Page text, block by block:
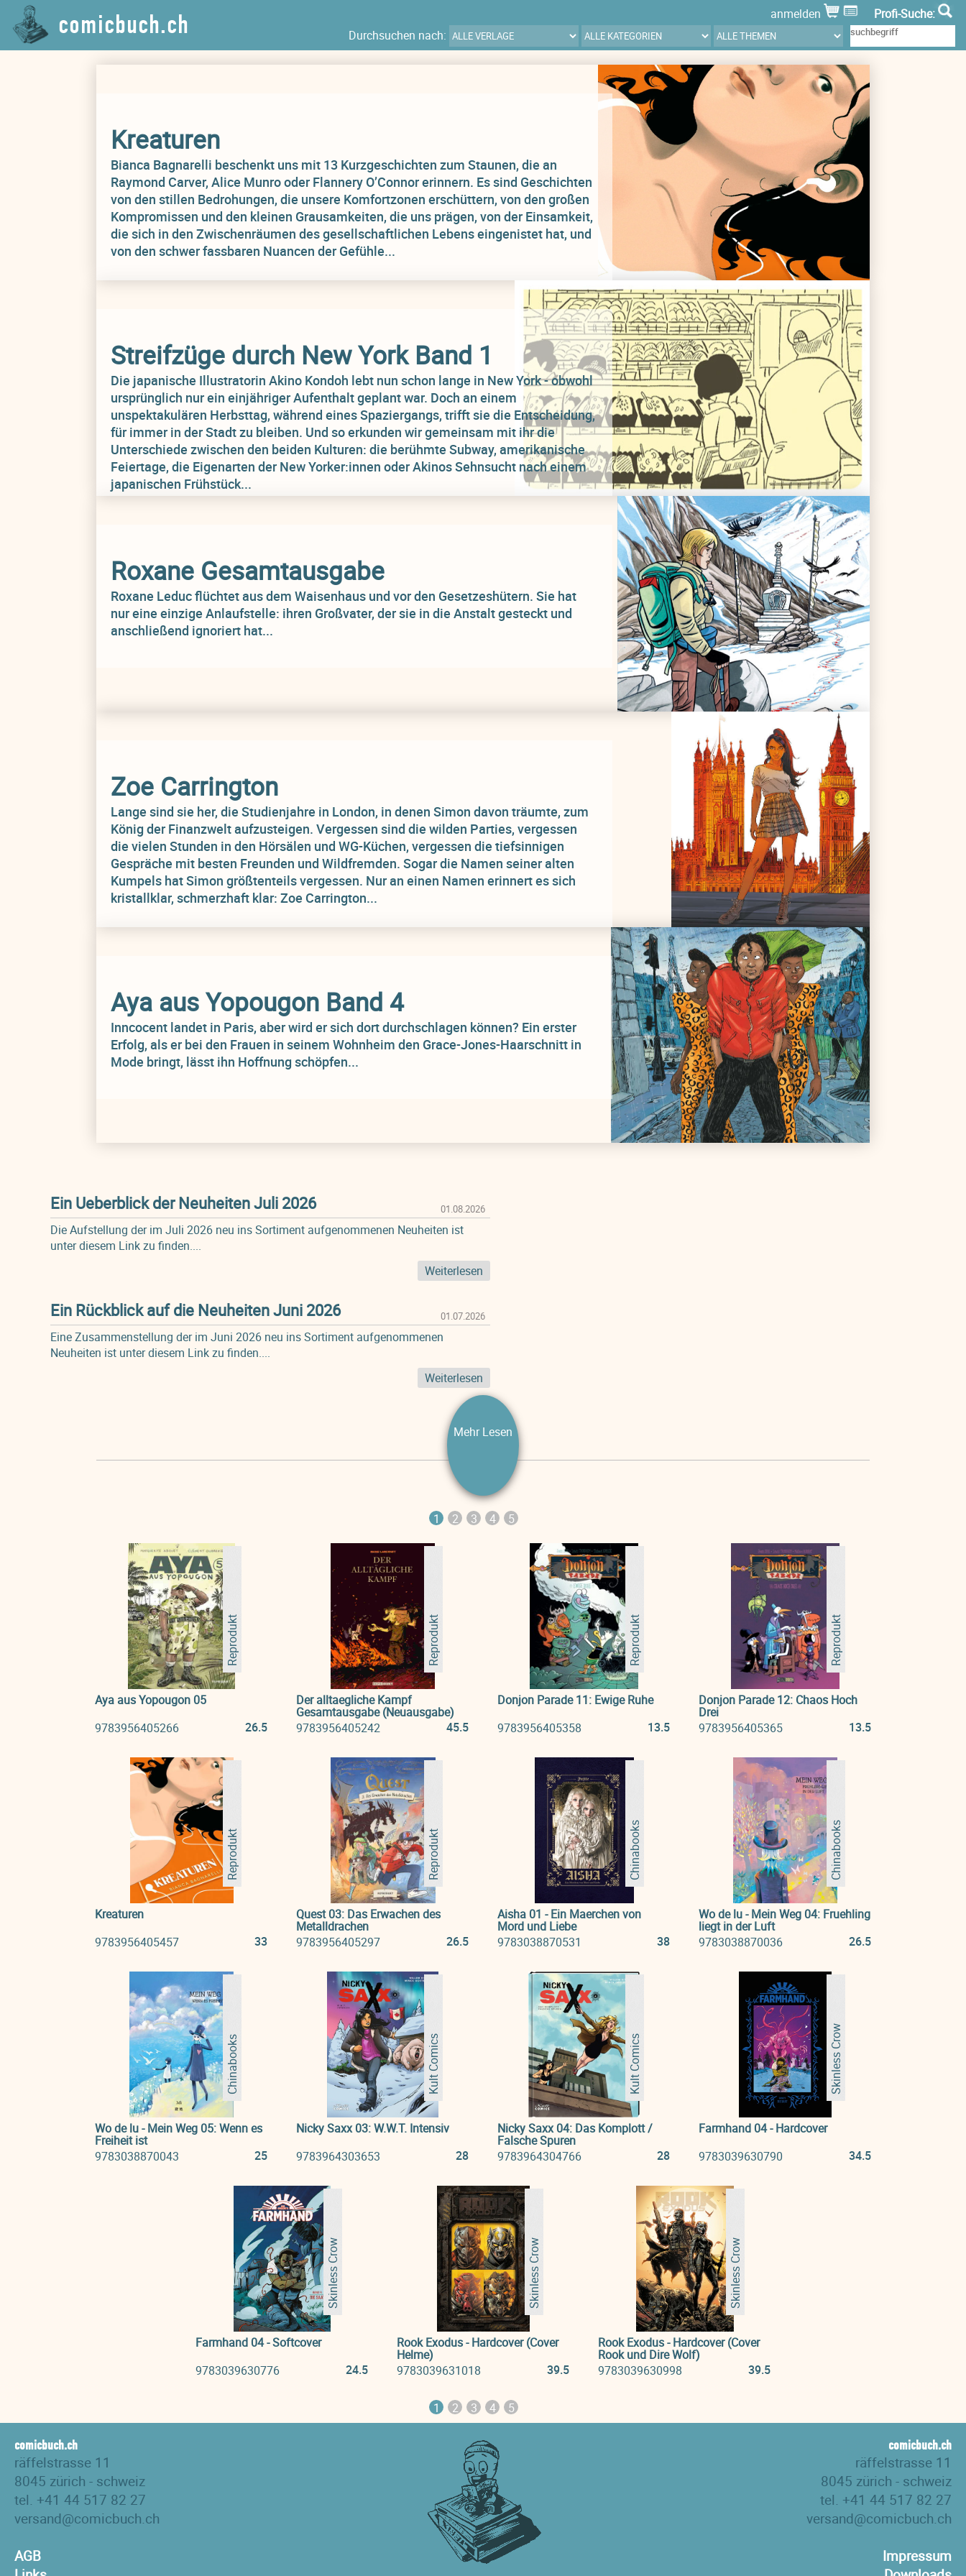
comicbuch.ch anmelden
Profi-Suche:
Durchsuchen nach:
Kreaturen
Bianca Bagnarelli beschenkt uns mit 13 Kurzgeschichten zum Staunen, die an
Raymond Carver, Alice Munro oder Flannery O’Connor erinnern. Es sind Geschichten
von den stillen Bedrohungen, die unsere Komfortzonen erschüttern, von den großen
Kompromissen und den kleinen Grausamkeiten, die uns prägen, von der Einsamkeit,
die sich in den Zwischenräumen des gesellschaftlichen Lebens eingenistet hat, und
von den schwer fassbaren Nuancen der Gefühle...
Streifzüge durch New York Band 1
Die japanische Illustratorin Akino Kondoh lebt nun schon lange in New York - obwohl
ursprünglich nur ein einjähriger Aufenthalt geplant war. Doch an einem
unspektakulären Herbsttag, während eines Spaziergangs, trifft sie die Entscheidung,
für immer in der Stadt zu bleiben. Und so erkunden wir gemeinsam mit ihr die
Unterschiede zwischen den beiden Kulturen: die berühmte Subway, amerikanische
Feiertage, die Eigenarten der New Yorker:innen oder Akinos Sehnsucht nach einem
japanischen Frühstück...
Roxane Gesamtausgabe
Roxane Leduc flüchtet aus dem Waisenhaus und vor den Gesetzeshütern. Sie hat
nur eine einzige Anlaufstelle: ihren Großvater, der sie in die Anstalt gesteckt und
anschließend ignoriert hat...
Zoe Carrington
Lange sind sie her, die Studienjahre in London, in denen Simon davon träumte, zum
König der Finanzwelt aufzusteigen. Vergessen sind die wilden Parties, vergessen
die vielen Stunden in den Hörsälen und WG-Küchen, vergessen die tiefsinnigen
Gespräche mit besten Freunden und Wildfremden. Sogar die Namen seiner alten
Kumpels hat Simon größtenteils vergessen. Nur an einen Namen erinnert es sich
kristallklar, schmerzhaft klar: Zoe Carrington...
Aya aus Yopougon Band 4
Inncocent landet in Paris, aber wird er sich dort durchschlagen können? Ein erster
Erfolg, als er bei den Frauen in seinem Wohnheim den Grace-Jones-Haarschnitt in
Mode bringt, lässt ihn Hoffnung schöpfen...
Ein Ueberblick der Neuheiten Juli 2026 01.08.2026
Die Aufstellung der im Juli 2026 neu ins Sortiment aufgenommenen Neuheiten ist
unter diesem Link zu finden....
Weiterlesen
Ein Rückblick auf die Neuheiten Juni 2026 01.07.2026
Eine Zusammenstellung der im Juni 2026 neu ins Sortiment aufgenommenen
Neuheiten ist unter diesem Link zu finden....
Weiterlesen
Mehr Lesen
1 2 3 4 5
Reprodukt
Aya aus Yopougon 05
9783956405266
26.5
Reprodukt
Der alltaegliche Kampf
Gesamtausgabe (Neuausgabe)
9783956405242
45.5
Reprodukt
Donjon Parade 11: Ewige Ruhe
9783956405358
13.5
Reprodukt
Donjon Parade 12: Chaos Hoch
Drei
9783956405365
13.5
Reprodukt
Kreaturen
9783956405457
33
Reprodukt
Quest 03: Das Erwachen des
Metalldrachen
9783956405297
26.5
Chinabooks
Aisha 01 - Ein Maerchen von
Mord und Liebe
9783038870531
38
Chinabooks
Wo de lu - Mein Weg 04: Fruehling
liegt in der Luft
9783038870036
26.5
Chinabooks
Wo de lu - Mein Weg 05: Wenn es
Freiheit ist
9783038870043
25
Kult Comics
Nicky Saxx 03: W.W.T. Intensiv
9783964303653
28
Kult Comics
Nicky Saxx 04: Das Komplott /
Falsche Spuren
9783964304766
28
Skinless Crow
Farmhand 04 - Hardcover
9783039630790
34.5
Skinless Crow
Farmhand 04 - Softcover
9783039630776
24.5
Skinless Crow
Rook Exodus - Hardcover (Cover
Helme)
9783039631018
39.5
Skinless Crow
Rook Exodus - Hardcover (Cover
Rook und Dire Wolf)
9783039630998
39.5
1 2 3 4 5
comicbuch.ch
räffelstrasse 11
8045 zürich - schweiz
tel. +41 44 517 82 27
versand@comicbuch.ch
AGB
comicbuch.ch
räffelstrasse 11
8045 zürich - schweiz
tel. +41 44 517 82 27
versand@comicbuch.ch
Impressum